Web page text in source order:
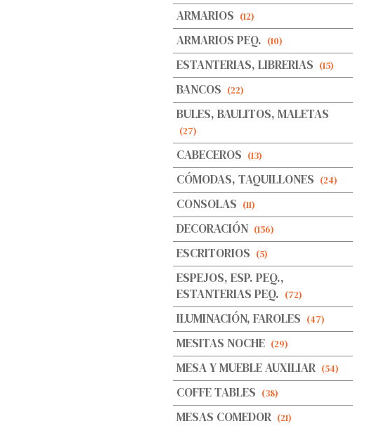
ARMARIOS (12)
ARMARIOS PEQ. (10)
ESTANTERIAS, LIBRERIAS (15)
BANCOS (22)
BULES, BAULITOS, MALETAS
(27)
CABECEROS (13)
CÓMODAS, TAQUILLONES (24)
CONSOLAS (11)
DECORACIÓN (156)
ESCRITORIOS (5)
ESPEJOS, ESP. PEQ.,
ESTANTERIAS PEQ. (72)
ILUMINACIÓN, FAROLES (47)
MESITAS NOCHE (29)
MESA Y MUEBLE AUXILIAR (54)
COFFE TABLES (38)
MESAS COMEDOR (21)